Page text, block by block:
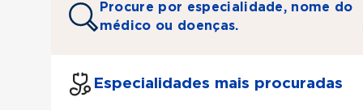
Procure por especialidade, nome do
médico ou doenças.
Especialidades mais procuradas